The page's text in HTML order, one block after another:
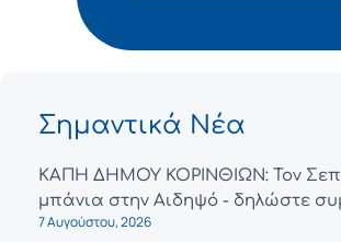
Σημαντικά Νέα
ΚΑΠΗ ΔΗΜΟΥ ΚΟΡΙΝΘΙΩΝ: Τον
μπάνια στην Αιδηψό - δηλώστε
7 Αυγούστου, 2026